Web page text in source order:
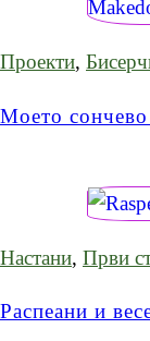
Проекти,
Моето
Настани, Први
Распеани и